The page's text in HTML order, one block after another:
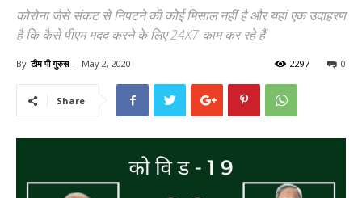
कोरोना जैसे संकट से निपटने की कोई मिसाल नहीं है और यहां एक उदाहरण
है कि कैसे पीएम मदद करने के लिए 24X7 काम कर रहे हैं
By टीम पी गुरुस - May 2, 2020 0
2297
Share